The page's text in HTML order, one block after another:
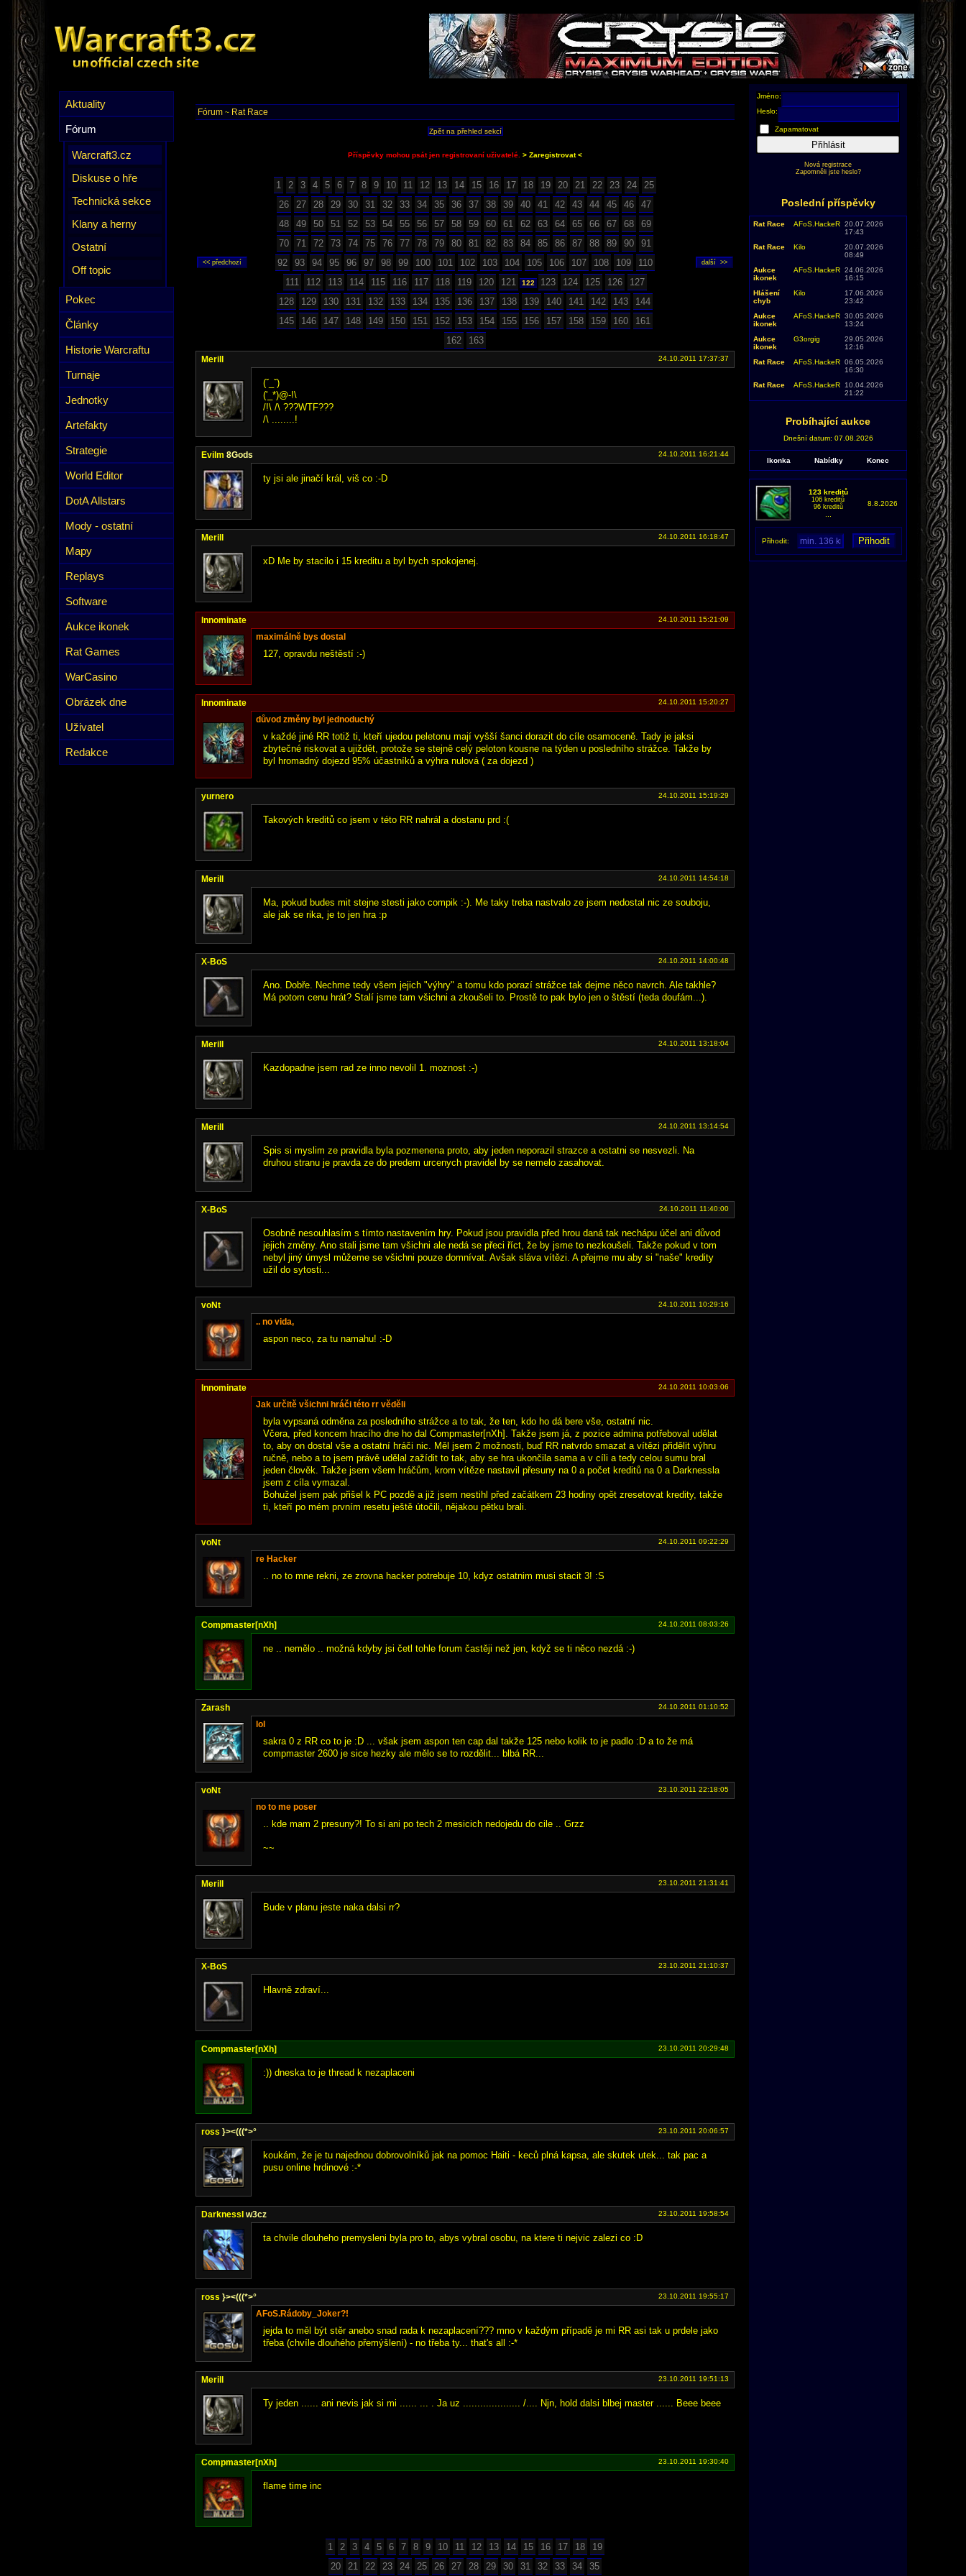
Aktuality
Fórum
Warcraft3.cz
Diskuse o hře
Technická sekce
Klany a herny
Ostatní
Off topic
Pokec
Články
Historie Warcraftu
Turnaje
Jednotky
Artefakty
Strategie
World Editor
DotA Allstars
Mody - ostatní
Mapy
Replays
Software
Aukce ikonek
Rat Games
WarCasino
Obrázek dne
Uživatel
Redakce
Fórum ~ Rat Race
Zpět na přehled sekcí
Příspěvky mohou psát jen registrovaní uživatelé. > Zaregistrovat <
1 2 3 4 5 6 7 8 9 10 11 12 13 14 15 16 17 18 19 20 21 22 23 24
25
26
27 28 29 30 31 32 33 34 35 36 37 38 39 40 41 42 43 44 45 46
47
48
49 50 51 52 53 54 55 56 57 58 59 60 61 62 63 64 65 66 67 68
69
70
71 72 73 74 75 76 77 78 79 80 81 82 83 84 85 86 87 88 89 90
91
92
93 94 95 96 97 98 99 100 101 102 103 104 105 106 107 108 109
110
111
112 113 114 115 116 117 118 119 120 121 122 123 124 125 126
127
128
129 130 131 132 133 134 135 136 137 138 139 140 141 142 143
144
145
146 147 148 149 150 151 152 153 154 155 156 157 158 159 160
161
162
163
Merill 24.10.2011 17:37:37
(ˇ_ˇ)
('_*)@-!\
/!\ /\ ???WTF???
/\ ........!
Evilm 8Gods 24.10.2011 16:21:44
ty jsi ale jinačí král, viš co :-D
Merill 24.10.2011 16:18:47
xD Me by stacilo i 15 kreditu a byl bych spokojenej.
Innominate 24.10.2011 15:21:09
maximálně bys dostal
127, opravdu neštěstí :-)
Innominate 24.10.2011 15:20:27
důvod změny byl jednoduchý
v každé jiné RR totiž ti, kteří ujedou peletonu mají vyšší šanci dorazit do cíle osamoceně. Tady je jaksi
zbytečné riskovat a ujiždět, protože se stejně celý peloton kousne na týden u posledního strážce. Takže by
byl hromadný dojezd 95% účastníků a výhra nulová ( za dojezd )
yurnero 24.10.2011 15:19:29
Takových kreditů co jsem v této RR nahrál a dostanu prd :(
Merill 24.10.2011 14:54:18
Ma, pokud budes mit stejne stesti jako compik :-). Me taky treba nastvalo ze jsem nedostal nic ze souboju,
ale jak se rika, je to jen hra :p
X-BoS 24.10.2011 14:00:48
Ano. Dobře. Nechme tedy všem jejich "výhry" a tomu kdo porazí strážce tak dejme něco navrch. Ale takhle?
Má potom cenu hrát? Stalí jsme tam všichni a zkoušeli to. Prostě to pak bylo jen o štěstí (teda doufám...).
Merill 24.10.2011 13:18:04
Kazdopadne jsem rad ze inno nevolil 1. moznost :-)
Merill 24.10.2011 13:14:54
Spis si myslim ze pravidla byla pozmenena proto, aby jeden neporazil strazce a ostatni se nesvezli. Na
druhou stranu je pravda ze do predem urcenych pravidel by se nemelo zasahovat.
X-BoS 24.10.2011 11:40:00
Osobně nesouhlasím s tímto nastavením hry. Pokud jsou pravidla před hrou daná tak nechápu účel ani důvod
jejich změny. Ano stali jsme tam všichni ale nedá se přeci říct, že by jsme to nezkoušeli. Takže pokud v tom
nebyl jiný úmysl můžeme se všichni pouze domnívat. Avšak sláva vítězi. A přejme mu aby si "naše" kredity
užil do sytosti...
voNt 24.10.2011 10:29:16
.. no vida,
aspon neco, za tu namahu! :-D
Innominate 24.10.2011 10:03:06
Jak určitě všichni hráči této rr věděli
byla vypsaná odměna za posledního strážce a to tak, že ten, kdo ho dá bere vše, ostatní nic.
Včera, před koncem hracího dne ho dal Compmaster[nXh]. Takže jsem já, z pozice admina potřeboval udělat
to, aby on dostal vše a ostatní hráči nic. Měl jsem 2 možnosti, buď RR natvrdo smazat a vítězi přidělit výhru
ručně, nebo a to jsem právě udělal zažídit to tak, aby se hra ukončila sama a v cíli a tedy celou sumu bral
jeden člověk. Takže jsem všem hráčům, krom vítěze nastavil přesuny na 0 a počet kreditů na 0 a Darknessla
jsem z cíla vymazal.
Bohužel jsem pak přišel k PC pozdě a již jsem nestihl před začátkem 23 hodiny opět zresetovat kredity, takže
ti, kteří po mém prvním resetu ještě útočili, nějakou pětku brali.
voNt 24.10.2011 09:22:29
re Hacker
.. no to mne rekni, ze zrovna hacker potrebuje 10, kdyz ostatnim musi stacit 3! :S
Compmaster[nXh] 24.10.2011 08:03:26
ne .. nemělo .. možná kdyby jsi četl tohle forum častěji než jen, když se ti něco nezdá :-)
Zarash 24.10.2011 01:10:52
lol
sakra 0 z RR co to je :D ... však jsem aspon ten cap dal takže 125 nebo kolik to je padlo :D a to že má
compmaster 2600 je sice hezky ale mělo se to rozdělit... blbá RR...
voNt 23.10.2011 22:18:05
no to me poser
.. kde mam 2 presuny?! To si ani po tech 2 mesicich nedojedu do cile .. Grzz
~~
Merill 23.10.2011 21:31:41
Bude v planu jeste naka dalsi rr?
X-BoS 23.10.2011 21:10:37
Hlavně zdraví...
Compmaster[nXh] 23.10.2011 20:29:48
:)) dneska to je thread k nezaplaceni
ross }><(((*>° 23.10.2011 20:06:57
koukám, že je tu najednou dobrovolníků jak na pomoc Haiti - keců plná kapsa, ale skutek utek... tak pac a
pusu online hrdinové :-*
DarknessI w3cz 23.10.2011 19:58:54
ta chvile dlouheho premysleni byla pro to, abys vybral osobu, na ktere ti nejvic zalezi co :D
ross }><(((*>° 23.10.2011 19:55:17
AFoS.Rádoby_Joker?!
jejda to měl být stěr anebo snad rada k nezaplacení??? mno v každým případě je mi RR asi tak u prdele jako
třeba (chvíle dlouhého přemýšlení) - no třeba ty... that's all :-*
Merill 23.10.2011 19:51:13
Ty jeden ...... ani nevis jak si mi ...... ... . Ja uz .................... /.... Njn, hold dalsi blbej master ...... Beee beee
Compmaster[nXh] 23.10.2011 19:30:40
flame time inc
1 2 3 4 5 6 7 8 9 10 11 12 13 14 15 16 17 18
19
20
21 22 23 24 25 26 27 28 29 30 31 32 33 34 35
Jméno:
Heslo:
Zapamatovat
Přihlásit
Nová registrace
Zapomněli jste heslo?
Poslední příspěvky
Rat Race AFoS.HackeR 20.07.2026
17:43
Rat Race
Kilo
20.07.2026
08:49
Aukce
ikonek
AFoS.HackeR 24.06.2026
16:15
Hlášení
chyb
Kilo
17.06.2026
23:42
Aukce
ikonek
AFoS.HackeR 30.05.2026
13:24
Aukce
ikonek
G3orgig
29.05.2026
12:16
Rat Race
AFoS.HackeR 06.05.2026
16:30
Rat Race
AFoS.HackeR
10.04.2026
21:22
Probíhající aukce
Dnešní datum: 07.08.2026
Ikonka Nabídky Konec
123 kreditů
106 kreditů
96 kreditů
8.8.2026
Přihodit: